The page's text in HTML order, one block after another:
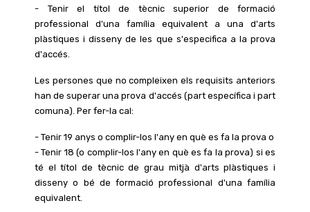
- Tenir el títol de tècnic superior de formació
professional d'una família equivalent a una d'arts
plàstiques i disseny de les que s'especifica a la prova
d'accés.
Les persones que no compleixen els requisits anteriors
han de superar una prova d'accés (part específica i part
comuna). Per fer-la cal:
- Tenir 19 anys o complir-los l'any en què es fa la prova o
- Tenir 18 (o complir-los l'any en què es fa la prova) si es
té el títol de tècnic de grau mitjà d'arts plàstiques i
disseny o bé de formació professional d'una família
equivalent.